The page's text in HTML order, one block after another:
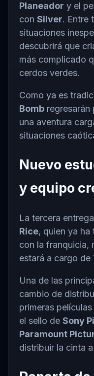
Planeador y el
con Silver. Entre
situaciones
descubrirá que
más complicado
cerdos verdes.
Como ya es
Bomb regresarán
una aventura
situaciones
Nuevo
y equipo
La tercera
Rice, quien ya ha
con la franquicia,
estará a cargo de
Una de las
cambio de
primeras
el sello de Sony
Paramount
distribuir la cinta